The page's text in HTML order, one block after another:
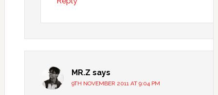
MR.Z says
9TH NOVEMBER 2011 AT 9:04 PM